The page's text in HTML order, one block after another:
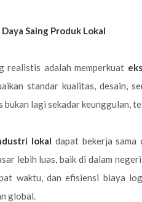
Saing Produk Lokal
realistis adalah memperkuat
standar kualitas, desain,
bukan lagi sekadar keunggulan,
lokal dapat bekerja sama
lebih luas, baik di dalam
waktu, dan efisiensi biaya
global.